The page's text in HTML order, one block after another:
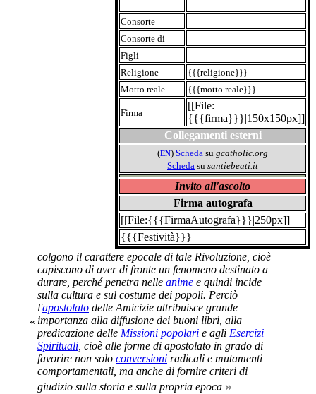
Consorte
Consorte di
Figli
Religione
{{{religione}}}
Motto reale
{{{motto reale}}}
Firma
[[File:
{{{firma}}}|150x150px]]
Collegamenti esterni
(EN) Scheda su gcatholic.org
Scheda su santiebeati.it
Invito all'ascolto
Firma autografa
[[File:{{{FirmaAutografa}}}|250px]]
{{{Festività}}}
«
colgono il carattere epocale di tale Rivoluzione, cioè
capiscono di aver di fronte un fenomeno destinato a
durare, perché penetra nelle anime e quindi incide
sulla cultura e sul costume dei popoli. Perciò
l'apostolato delle Amicizie attribuisce grande
importanza alla diffusione dei buoni libri, alla
predicazione delle Missioni popolari e agli Esercizi
Spirituali , cioè alle forme di apostolato in grado di
favorire non solo conversioni radicali e mutamenti
comportamentali, ma anche di fornire criteri di
giudizio sulla storia e sulla propria epoca »